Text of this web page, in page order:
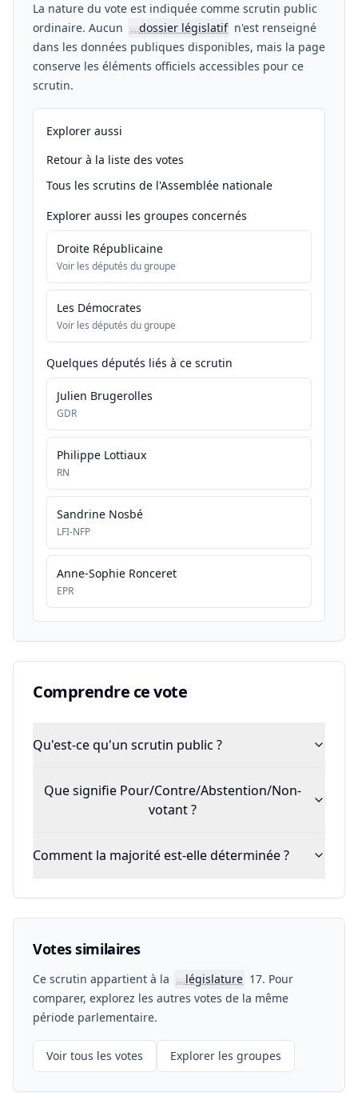
La nature du vote est indiquée comme scrutin public
ordinaire. Aucun
📖dossier législatif n'est renseigné
dans les données publiques disponibles, mais la page
conserve les éléments officiels accessibles pour ce
scrutin.
Explorer aussi
Retour à la liste des votes
Tous les scrutins de l'Assemblée nationale
Explorer aussi les groupes concernés
Droite Républicaine
Voir les députés du groupe
Les Démocrates
Voir les députés du groupe
Quelques députés liés à ce scrutin
Julien Brugerolles
GDR
Philippe Lottiaux
RN
Sandrine Nosbé
LFI-NFP
Anne-Sophie Ronceret
EPR
Comprendre ce vote
Qu'est-ce qu'un scrutin public ?
Que signifie Pour/Contre/Abstention/Non-
votant ?
Comment la majorité est-elle déterminée ?
Votes similaires
Ce scrutin appartient à la 📖législature 17. Pour
comparer, explorez les autres votes de la même
période parlementaire.
Voir tous les votes Explorer les groupes